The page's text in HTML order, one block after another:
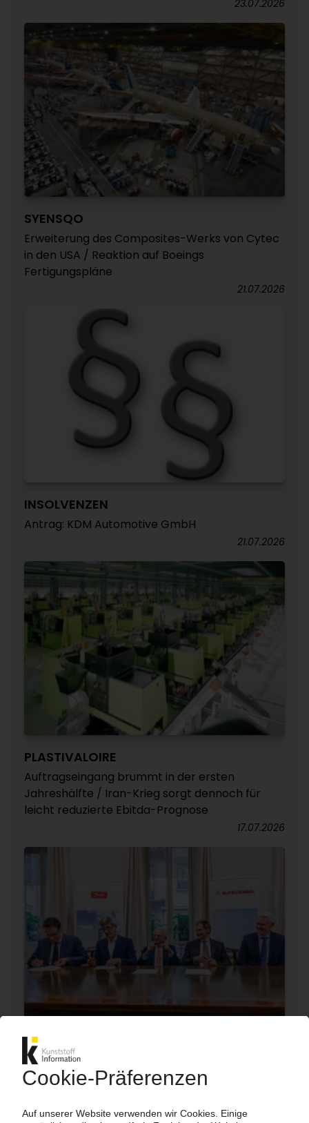
23.07.2026
SYENSQO
Erweiterung des Composites-Werks von Cytec
in den USA / Reaktion auf Boeings
Fertigungspläne
21.07.2026
INSOLVENZEN
Antrag: KDM Automotive GmbH
21.07.2026
PLASTIVALOIRE
Auftragseingang brummt in der ersten
Jahreshälfte / Iran-Krieg sorgt dennoch für
leicht reduzierte Ebitda-Prognose
17.07.2026
ALFAGOMMA
Danfoss übernimmt den italienischen
Hydraulikschlauch-Wettbewerber